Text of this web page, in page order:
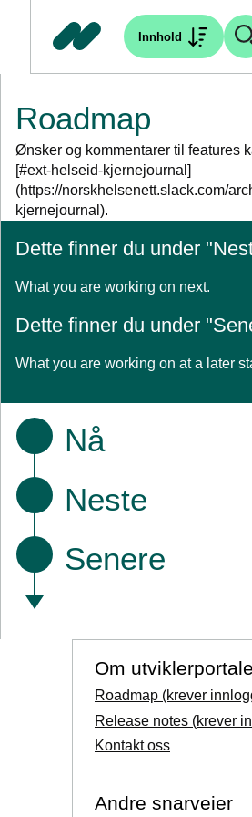
Innhold
Roadmap
Ønsker og kommentarer til features
[#ext-helseid-kjernejournal]
(https://norskhelsenett.slack.com/
kjernejournal).
Dette finner du under
What you are working on next.
Dette finner du under
What you are working on at a later
Nå
Neste
Senere
Om
Roadmap (krever
Release notes (krever
Kontakt oss
Andre snarveier